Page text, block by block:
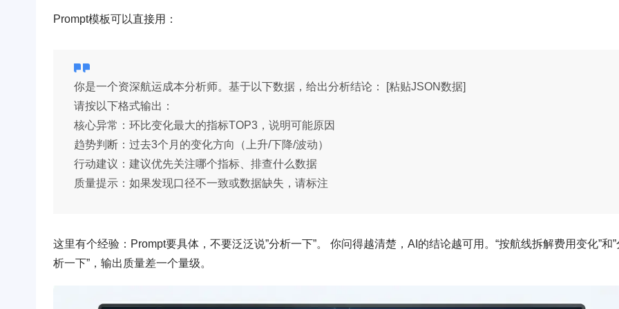
Prompt模板可以直接用：
你是一个资深航运成本分析师。基于以下数据，给出分析结论： [粘贴JSON数据]
请按以下格式输出：
核心异常：环比变化最大的指标TOP3，说明可能原因
趋势判断：过去3个月的变化方向（上升/下降/波动）
行动建议：建议优先关注哪个指标、排查什么数据
质量提示：如果发现口径不一致或数据缺失，请标注
这里有个经验：Prompt要具体，不要泛泛说”分析一下”。 你问得越清楚，AI的结论越可用。“按航线拆解费用变化”和”
析一下”，输出质量差一个量级。